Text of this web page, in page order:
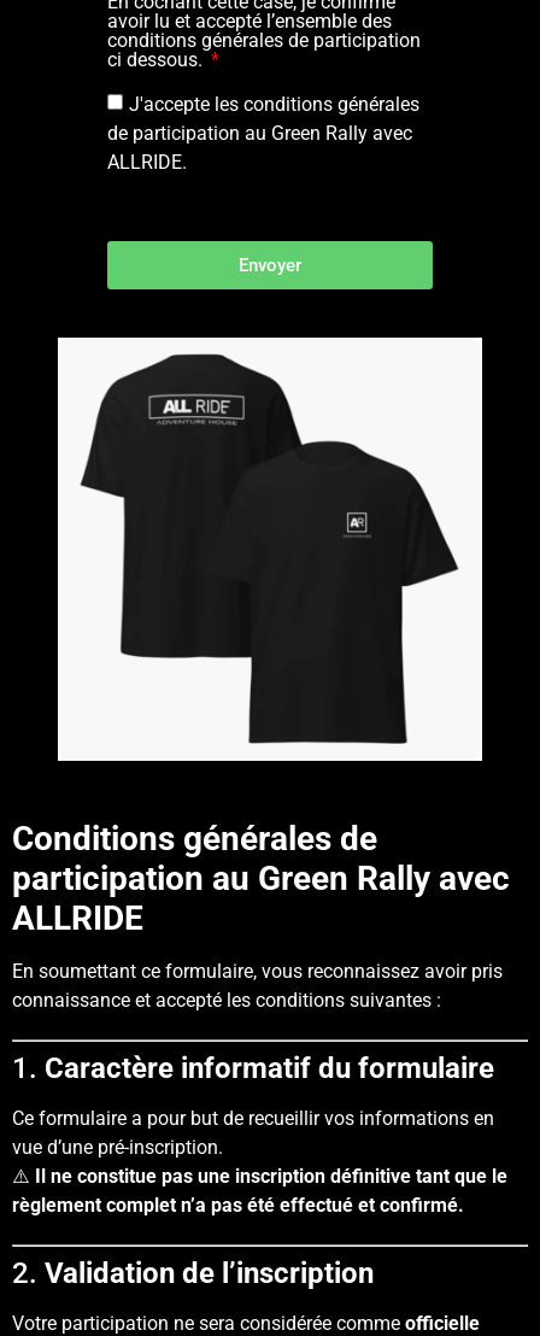
avoir lu et accepté l’ensemble des
conditions générales de participation
ci dessous.
J'accepte les conditions générales
de participation au Green Rally avec
ALLRIDE.
Envoyer
Conditions générales de
participation au Green Rally avec
ALLRIDE
En soumettant ce formulaire, vous reconnaissez avoir pris
connaissance et accepté les conditions suivantes :
1. Caractère informatif du formulaire
Ce formulaire a pour but de recueillir vos informations en
vue d’une pré-inscription.
⚠️ Il ne constitue pas une inscription définitive tant que le
règlement complet n’a pas été effectué et confirmé.
2. Validation de l’inscription
Votre participation ne sera considérée comme officielle